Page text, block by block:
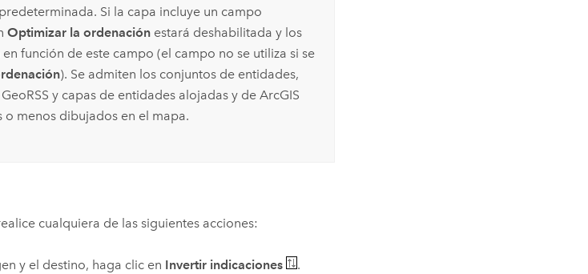
Si la capa incluye un campo
Optimizar la ordenación estará deshabilitada y los
función de este campo (el campo no se utiliza si se
). Se admiten los conjuntos de entidades,
y capas de entidades alojadas y deArcGIS
o menos dibujados en el mapa.
cualquiera de las siguientes acciones:
y el destino, haga clic en Invertir indicaciones
.